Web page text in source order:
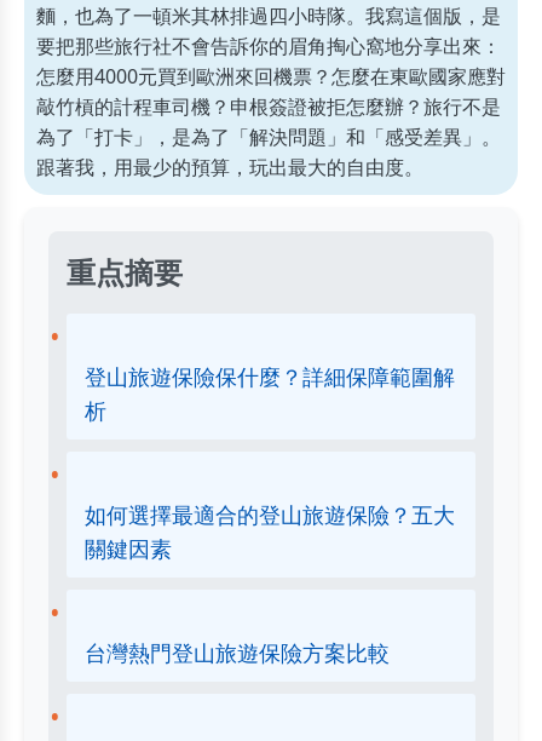
麵，也為了一頓米其林排過四小時隊。我寫這個版，是
要把那些旅行社不會告訴你的眉角掏心窩地分享出來：
怎麼用4000元買到歐洲來回機票？怎麼在東歐國家應對
敲竹槓的計程車司機？申根簽證被拒怎麼辦？旅行不是
為了「打卡」，是為了「解決問題」和「感受差異」。
跟著我，用最少的預算，玩出最大的自由度。
重点摘要
登山旅遊保險保什麼？詳細保障範圍解
析
如何選擇最適合的登山旅遊保險？五大
關鍵因素
台灣熱門登山旅遊保險方案比較